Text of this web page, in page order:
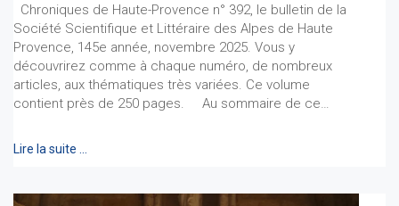
Chroniques de Haute-Provence n° 392, le bulletin de la
Société Scientifique et Littéraire des Alpes de Haute
Provence, 145e année, novembre 2025. Vous y
découvrirez comme à chaque numéro, de nombreux
articles, aux thématiques très variées. Ce volume
contient près de 250 pages. Au sommaire de ce…
Lire la suite …